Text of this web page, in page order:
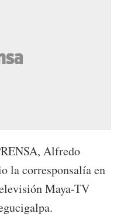
Alfredo
la corresponsalía en
Maya-TV